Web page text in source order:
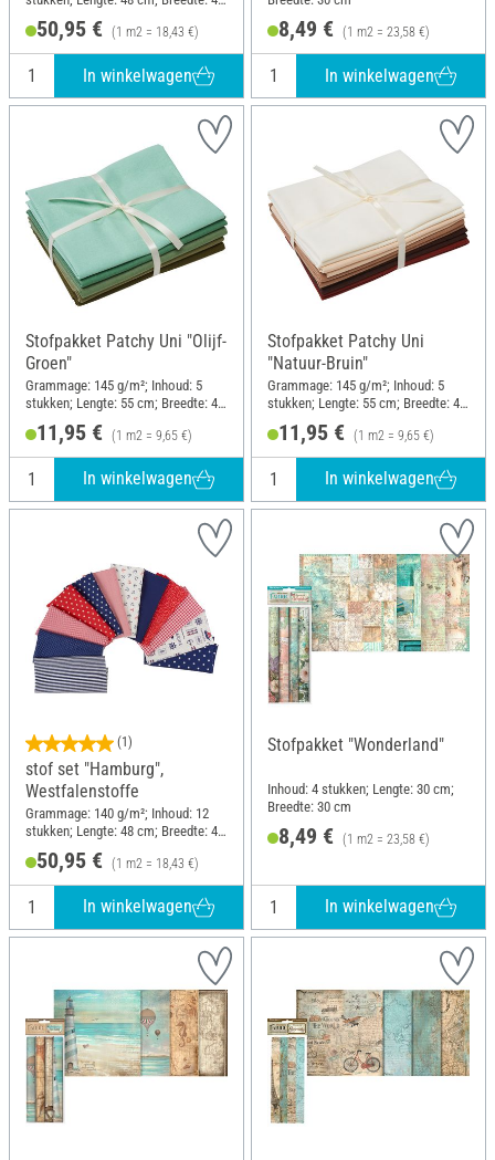
50,95 € (1 m2 = 18,43 €)
In winkelwagen
8,49 € (1 m2 = 23,58 €)
In winkelwagen
Stofpakket Patchy Uni "Olijf-
Groen"
Grammage: 145 g/m²; Inhoud: 5
stukken; Lengte: 55 cm; Breedte: 45
11,95 € (1 m2 = 9,65 €)
In winkelwagen
Stofpakket Patchy Uni
"Natuur-Bruin"
Grammage: 145 g/m²; Inhoud: 5
stukken; Lengte: 55 cm; Breedte: 45
11,95 € (1 m2 = 9,65 €)
In winkelwagen
(1)
stof set "Hamburg",
Westfalenstoffe
Grammage: 140 g/m²; Inhoud: 12
stukken; Lengte: 48 cm; Breedte: 48
50,95 € (1 m2 = 18,43 €)
In winkelwagen
Stofpakket "Wonderland"
Inhoud: 4 stukken; Lengte: 30 cm;
Breedte: 30 cm
8,49 € (1 m2 = 23,58 €)
In winkelwagen